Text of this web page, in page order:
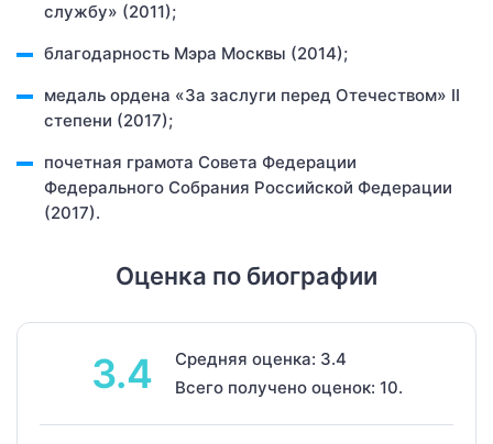
службу» (2011);
благодарность Мэра Москвы (2014);
медаль ордена «За заслуги перед Отечеством» II
степени (2017);
почетная грамота Совета Федерации
Федерального Собрания Российской Федерации
(2017).
Оценка по биографии
3.4
Средняя оценка: 3.4
Всего получено оценок: 10.